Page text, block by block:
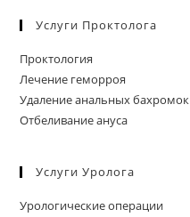
Услуги Проктолога
Проктология
Лечение геморроя
Удаление анальных бахромок
Отбеливание ануса
Услуги Уролога
Урологические операции